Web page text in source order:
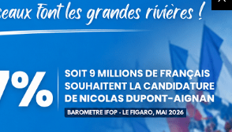
européen pour permettre par
de résorber toutes les
social, etc.) qu'une libre
irréaliste a laissé se développer.